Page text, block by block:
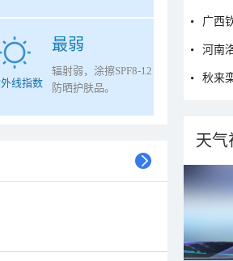
最弱
线指数
辐射弱，涂擦SPF8-12
防晒护肤品。
广西
河南
秋来
天气